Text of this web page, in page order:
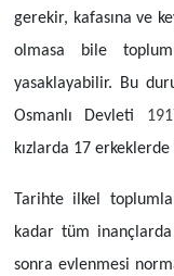
gerekir, kafasına ve
olmasa bile
yasaklayabilir. Bu
Osmanlı Devleti
kızlarda 17
Tarihte ilkel
kadar tüm
sonra evlenmesi